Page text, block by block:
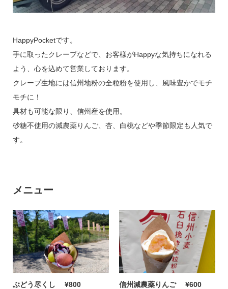
HappyPocketです。
手に取ったクレープなどで、お客様がHappyな気持ちになれる
よう、心を込めて営業しております。
クレープ生地には信州地粉の全粒粉を使用し、風味豊かでモチ
モチに！
具材も可能な限り、信州産を使用。
砂糖不使用の減農薬りんご、杏、白桃などや季節限定も人気で
す。
メニュー
ぶどう尽くし ¥800 信州減農薬りんご ¥600